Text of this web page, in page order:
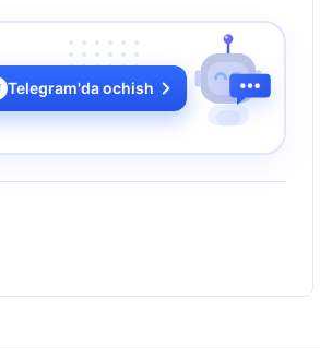
Telegram'da ochish